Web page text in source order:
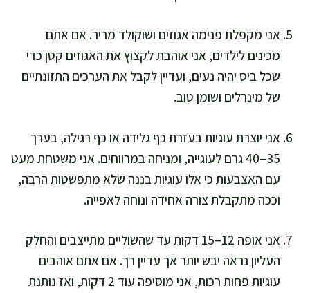
אני מקפלת פנימה אגוזים ושוקולד מריר. אם אתם
מכינים לילדים, אני אוהבת לקצוץ את האגוזים קטן כדי
שכל ביס יהיה נעים, ועדיין לקבל את הערכים התזונתיים
של מינרלים ושומן טוב.
אני יוצרת עוגיות בעזרת כף גלידה או כף רגילה, בערך
35–40 גרם לעוגייה, ומניחה במרווחים. אני משטחת מעט
עם האצבעות כי אלו עוגיות בננה שלא מתפשטות הרבה,
וככה מתקבלת צורה אחידה ונוחה לאפייה.
אני אופה 12–15 דקות עד שהשוליים מתייצבים והחלק
העליון נראה יבש יותר אך עדיין רך. אם אתם אוהבים
עוגיות פחות רכות, אני מוסיפה עוד 2 דקות, ואז נותנת